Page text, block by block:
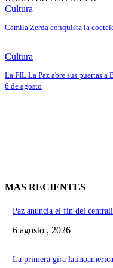
Cultura
Camila Zerda conquista la
Cultura
La FIL La Paz abre sus puertas
6 de agosto
MAS RECIENTES
Paz anuncia el fin del
6 agosto , 2026
La primera gira